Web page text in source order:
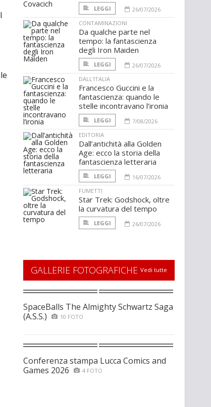
LEGGI
26/07/2026
CONTAMINAZIONI
Da qualche parte nel
tempo: la fantascienza
degli Iron Maiden
LEGGI
26/07/2026
DALL'ITALIA
Francesco Guccini e la
fantascienza: quando le
stelle incontravano l’ironia
LEGGI
7/08/2026
EDITORIA
Dall’antichità alla Golden
Age: ecco la storia della
fantascienza letteraria
LEGGI
16/07/2026
FUMETTI
Star Trek: Godshock, oltre
la curvatura del tempo
LEGGI 26/07/2026
GALLERIE FOTOGRAFICHE Vedi tutte
SpaceBalls The Almighty Schwartz Saga
(A.S.S.)
10 FOTO
Conferenza stampa Lucca Comics and
Games 2026
4 FOTO